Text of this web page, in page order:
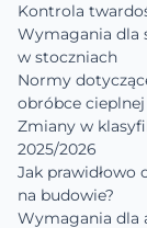
Kontrola
Wymagania dla
w stoczniach
Normy
obróbce cieplnej
Zmiany w
2025/2026
Jak prawidłowo
na budowie?
Wymagania dla